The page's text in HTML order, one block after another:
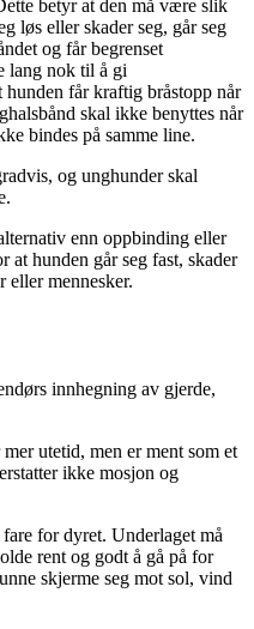
betyr at den må være slik
løs eller skader seg, går seg
og får begrenset
lang nok til å gi
hunden får kraftig bråstopp når
skal ikke benyttes når
bindes på samme line.
og unghunder skal
enn oppbinding eller
at hunden går seg fast, skader
eller mennesker.
innhegning av gjerde,
utetid, men er ment som et
ikke mosjon og
for dyret. Underlaget må
rent og godt å gå på for
skjerme seg mot sol, vind